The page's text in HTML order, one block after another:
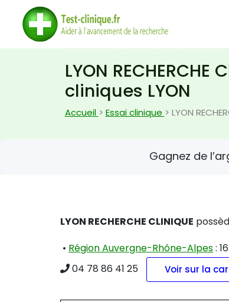
LYON
cliniques LYON
Accueil > Essai clinique > LYON
Gagnez de
LYON RECHERCHE CLINIQUE
• Région Auvergne-Rhône-Alpes:
04 78 86 41 25
Voir sur la